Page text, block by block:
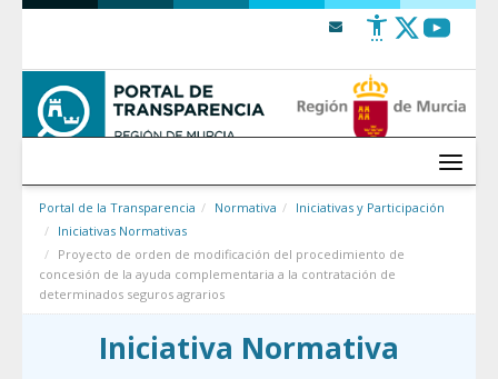
Saltar al contenido
Menú
Portal de la Transparencia Normativa
Iniciativas y Participación
Iniciativas Normativas
Proyecto de orden de modificación del procedimiento de
concesión de la ayuda complementaria a la contratación de
determinados seguros agrarios
Iniciativa Normativa